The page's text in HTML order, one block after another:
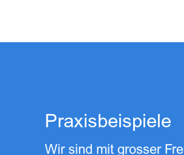
Praxisbeispiele
Wir sind mit grosser